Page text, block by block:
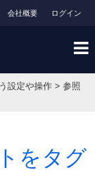
ログイン
会社概要
設定や操作 > 参照
をタグ